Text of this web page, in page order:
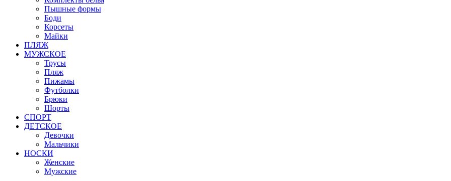
Пышные формы
Боди
Корсеты
Майки
ПЛЯЖ
МУЖСКОЕ
Трусы
Пляж
Пижамы
Футболки
Брюки
Шорты
СПОРТ
ДЕТСКОЕ
Девочки
Мальчики
НОСКИ
Женские
Мужские